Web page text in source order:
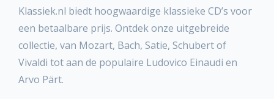
Klassiek.nl biedt hoogwaardige klassieke CD’s voor
een betaalbare prijs. Ontdek onze uitgebreide
collectie, van Mozart, Bach, Satie, Schubert of
Vivaldi tot aan de populaire Ludovico Einaudi en
Arvo Pärt.